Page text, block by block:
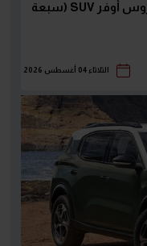
بعد طرح RX9 وفرونتيرا.. 22 سيارة كروس أوفر SUV (سبعة
الثلاثاء 04 أغسطس 2026